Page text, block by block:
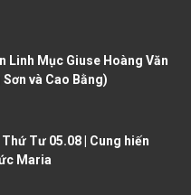
Linh Mục Giuse Hoàng Văn
và Cao Bằng)
Thứ Tư 05.08 | Cung hiến
Maria